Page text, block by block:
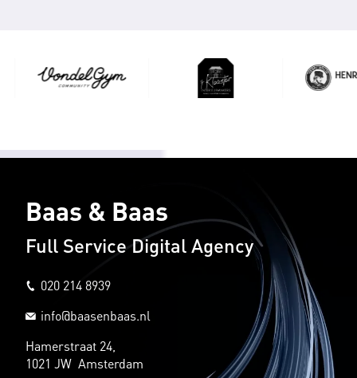
Baas & Baas
Full Service Digital Agency
020 214 8939
info@baasenbaas.nl
Hamerstraat 24,
1021 JW Amsterdam